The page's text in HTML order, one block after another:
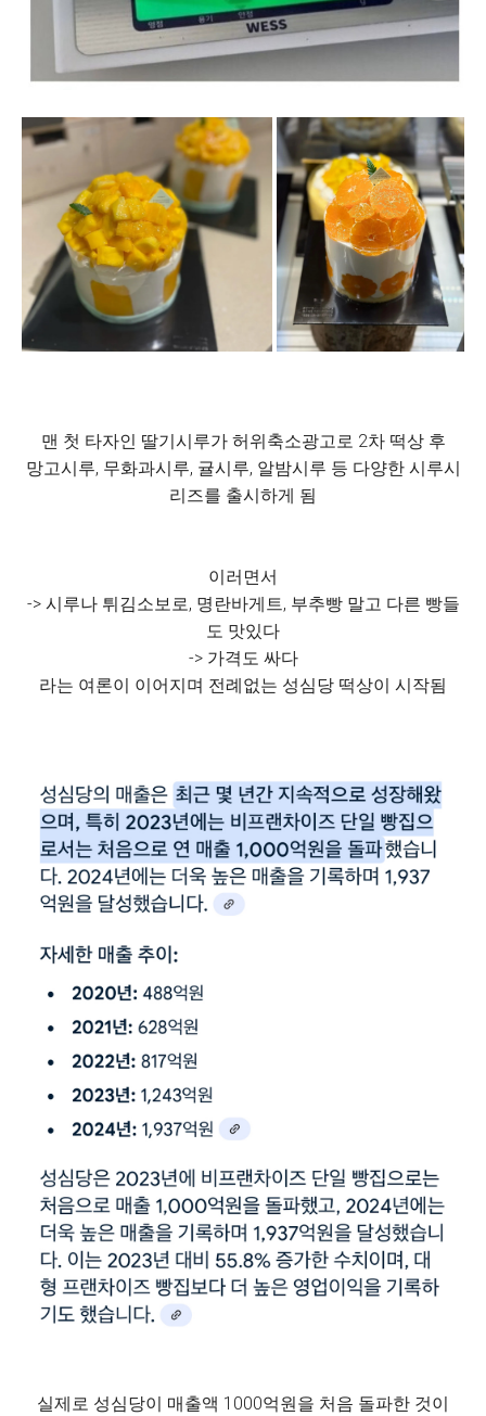
맨 첫 타자인 딸기시루가 허위축소광고로 2차 떡상 후
망고시루, 무화과시루, 귤시루, 알밤시루 등 다양한 시루시
리즈를 출시하게 됨
이러면서
-> 시루나 튀김소보로, 명란바게트, 부추빵 말고 다른 빵들
도 맛있다
-> 가격도 싸다
라는 여론이 이어지며 전례없는 성심당 떡상이 시작됨
실제로 성심당이 매출액 1000억원을 처음 돌파한 것이